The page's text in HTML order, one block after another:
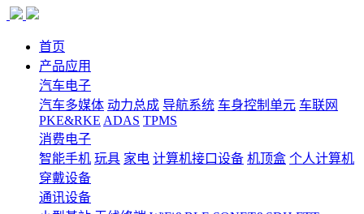
首页
产品应用
汽车电子
汽车多媒体 动力总成 导航系统 车身控制单元 车联网
PKE&RKE ADAS TPMS
消费电子
智能手机 玩具 家电 计算机接口设备 机顶盒 个人计算机
穿戴设备
通讯设备